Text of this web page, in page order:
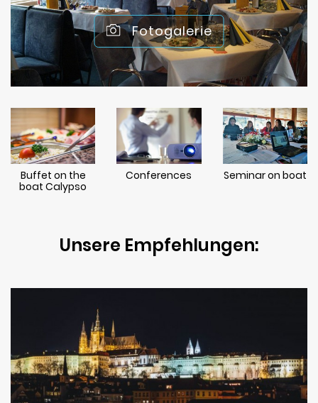
Fotogalerie
Buffet on the
boat Calypso
Conferences Seminar on boat
Unsere Empfehlungen: